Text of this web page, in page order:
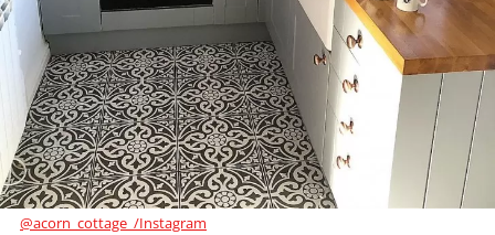
@acorn_cottage_/Instagram